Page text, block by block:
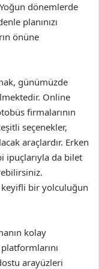
dönemlerde
planınızı
önüne
günümüzde
Online
firmalarının
seçenekler,
araçlardır. Erken
ipuçlarıyla da bilet
keyifli bir yolculuğun
kolay
arayüzleri